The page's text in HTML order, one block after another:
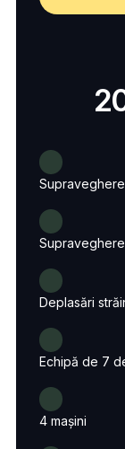
Deplasări
Echipă de 7
4 mașini